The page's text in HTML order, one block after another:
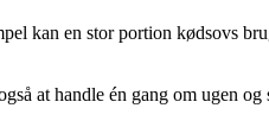
kan en stor portion kødsovs
at handle én gang om ugen